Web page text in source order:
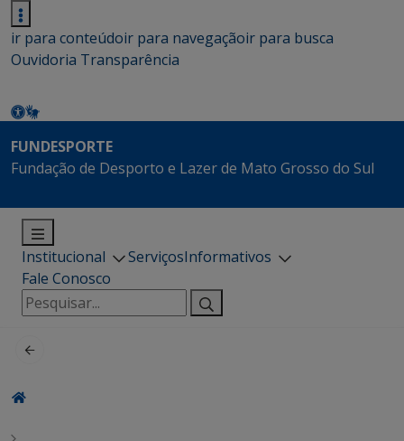
ir para conteúdoir para navegaçãoir para busca
Ouvidoria Transparência
FUNDESPORTE
Fundação de Desporto e Lazer de Mato Grosso do Sul
Institucional ServiçosInformativos
Fale Conosco
Pesquisar
por: